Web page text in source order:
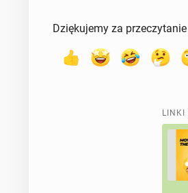
Dziękujemy za
LINKI